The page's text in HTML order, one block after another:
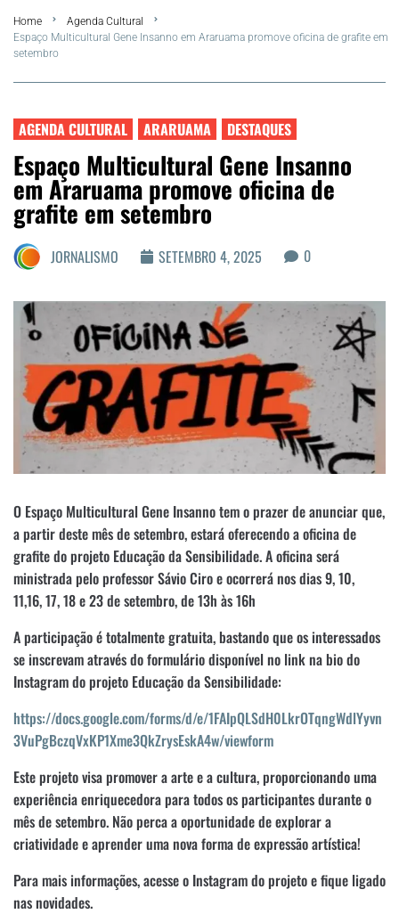
FLA Araru 2026
Araruama
Região dos Lagos
Agenda Cultural
Colunistas
Matérias Exclusivas
Home
Agenda Cultural
Espaço Multicultural Gene Insanno em Araruama promove oficina de grafite em
setembro
AGENDA CULTURAL ARARUAMA DESTAQUES
Espaço Multicultural Gene Insanno
em Araruama promove oficina de
grafite em setembro
JORNALISMO SETEMBRO 4, 2025 0
O Espaço Multicultural Gene Insanno tem o prazer de anunciar que,
a partir deste mês de setembro, estará oferecendo a oficina de
grafite do projeto Educação da Sensibilidade. A oficina será
ministrada pelo professor Sávio Ciro e ocorrerá nos dias 9, 10,
11,16, 17, 18 e 23 de setembro, de 13h às 16h
A participação é totalmente gratuita, bastando que os interessados
se inscrevam através do formulário disponível no link na bio do
Instagram do projeto Educação da Sensibilidade:
https://docs.google.com/forms/d/e/1FAIpQLSdH0LkrOTqngWdlYyvn
3VuPgBczqVxKP1Xme3QkZrysEskA4w/viewform
Este projeto visa promover a arte e a cultura, proporcionando uma
experiência enriquecedora para todos os participantes durante o
mês de setembro. Não perca a oportunidade de explorar a
criatividade e aprender uma nova forma de expressão artística!
Para mais informações, acesse o Instagram do projeto e fique ligado
nas novidades.